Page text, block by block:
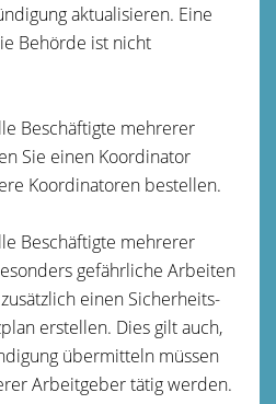
aktualisieren. Eine
Behörde ist nicht
Beschäftigte mehrerer
Sie einen Koordinator
Koordinatoren bestellen.
Beschäftigte mehrerer
gefährliche Arbeiten
einen Sicherheits-
erstellen. Dies gilt auch,
übermitteln müssen
Arbeitgeber tätig werden.